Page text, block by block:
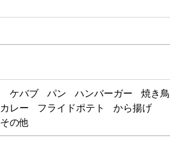
ケバブ パン ハンバーガー
焼き鳥
カレー フライドポテト
から揚げ
その他